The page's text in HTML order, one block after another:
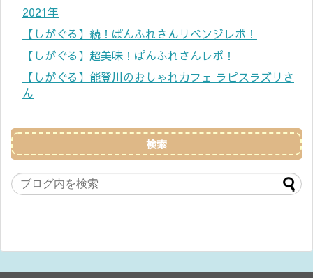
2021年
【しがぐる】続！ぱんふれさんリベンジレポ！
【しがぐる】超美味！ぱんふれさんレポ！
【しがぐる】能登川のおしゃれカフェ ラピスラズリさ
ん
検索